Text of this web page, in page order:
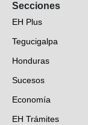
Secciones
EH Plus
Tegucigalpa
Honduras
Sucesos
Economía
EH Trámites